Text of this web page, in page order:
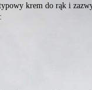
krem do rąk i